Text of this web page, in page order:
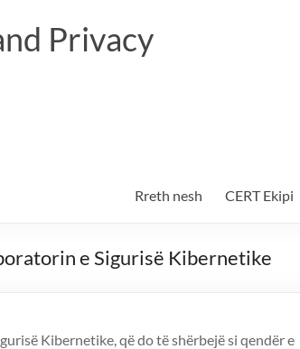
Privacy
Rreth nesh CERT Ekipi
e Sigurisë Kibernetike
Kibernetike, që do të shërbejë si qendër e